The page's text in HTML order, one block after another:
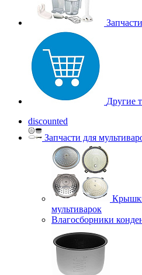
Другие
discounted
Запчасти для
мультиварок
Влагосборники